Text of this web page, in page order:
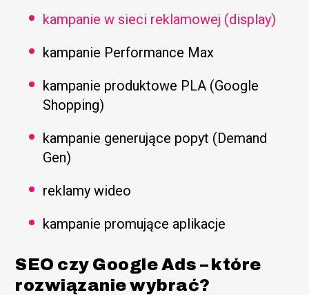
kampanie w sieci reklamowej (display)
kampanie Performance Max
kampanie produktowe PLA (Google
Shopping)
kampanie generujące popyt (Demand
Gen)
reklamy wideo
kampanie promujące aplikacje
SEO czy Google Ads – które
rozwiązanie wybrać?